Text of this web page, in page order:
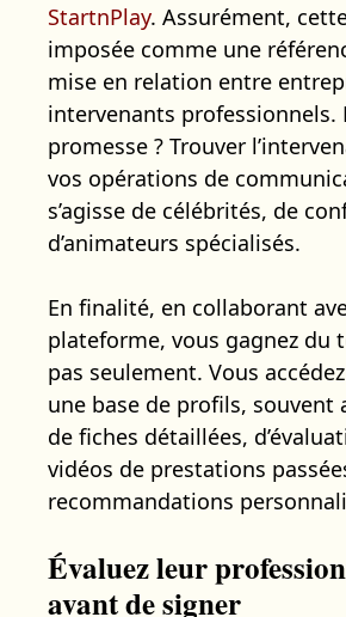
StartnPlay. Assurément,
imposée comme une
mise en relation entre
intervenants professionnels.
promesse ? Trouver
vos opérations de
s’agisse de célébrités, de
d’animateurs spécialisés.
En finalité, en collaborant
plateforme, vous gagnez du
pas seulement. Vous
une base de profils, souvent
de fiches détaillées,
vidéos de prestations
recommandations
Évaluez leur
avant de signer